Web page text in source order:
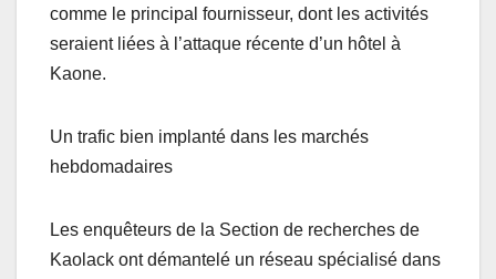
comme le principal fournisseur, dont les activités
seraient liées à l’attaque récente d’un hôtel à
Kaone.
Un trafic bien implanté dans les marchés
hebdomadaires
Les enquêteurs de la Section de recherches de
Kaolack ont démantelé un réseau spécialisé dans